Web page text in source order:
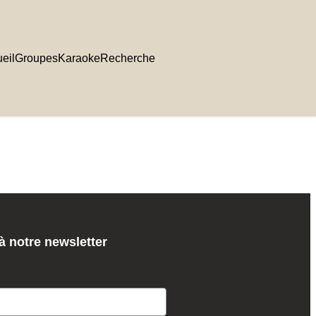
GroupesKaraokeRecherche
notre newsletter